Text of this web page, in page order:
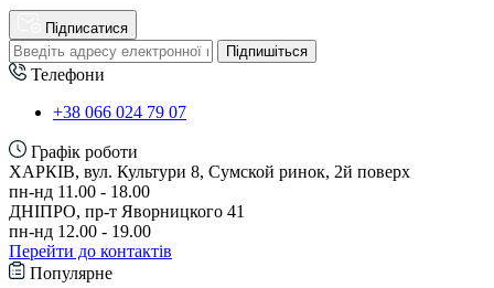
Підписатися
Підпишіться
Телефони
+38 066 024 79 07
Графік роботи
ХАРКІВ, вул. Культури 8, Сумской ринок, 2й поверх
пн-нд 11.00 - 18.00
ДНІПРО, пр-т Яворницкого 41
пн-нд 12.00 - 19.00
Перейти до контактів
Популярне